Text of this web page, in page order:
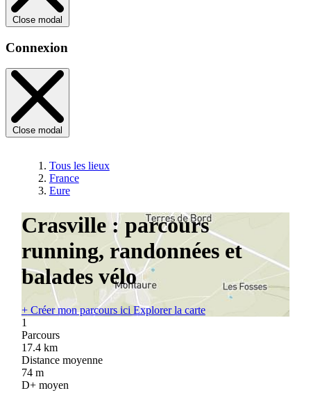
Close modal
Connexion
Close modal
Tous les lieux
France
Eure
Crasville : parcours
running, randonnées et
balades vélo
+Créer mon parcours ici Explorer la carte
1
Parcours
17.4 km
Distance moyenne
74 m
D+ moyen